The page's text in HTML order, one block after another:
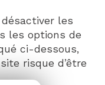
les
les options de
ci-dessous,
risque d’être